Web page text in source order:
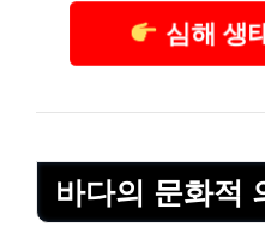
심해 생
바다의 문화적